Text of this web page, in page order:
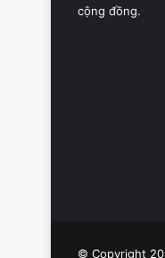
cộng đồng.
© Copyright